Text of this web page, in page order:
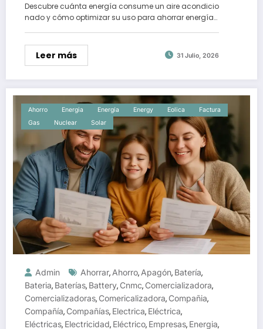
Descubre cuánta energía consume un aire acondicio
nado y cómo optimizar su uso para ahorrar energía…
Leer más 31 Julio, 2026
Ahorro Energia Energía Energy Eolica
Factura
Gas
Nuclear Solar
Admin Ahorrar, Ahorro, Apagón, Batería,
Bateria, Baterías, Battery, Cnmc, Comercializadora,
Comercializadoras, Comericalizadora, Compañia,
Compañía, Compañías, Electrica, Eléctrica,
Eléctricas, Electricidad, Eléctrico, Empresas, Energia,